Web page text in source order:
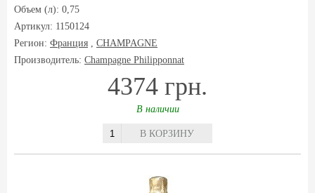
Объем (л): 0,75
Артикул: 1150124
Регион: Франция , CHAMPAGNE
Производитель: Champagne Philipponnat
4374 грн.
В наличии
В КОРЗИНУ